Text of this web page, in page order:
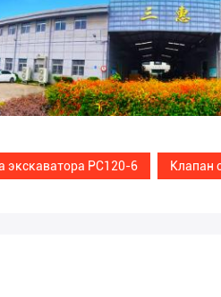
экскаватора PC120-6 Клапан